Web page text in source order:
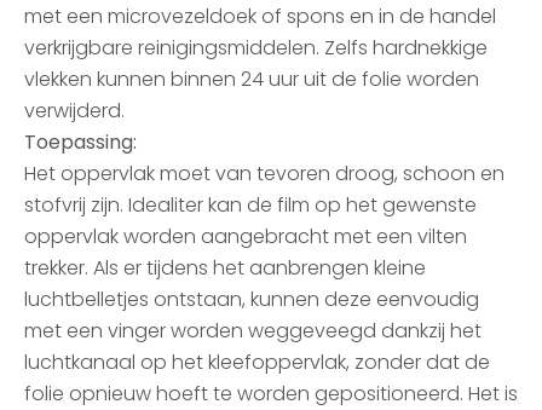
met een microvezeldoek of spons en in de handel
verkrijgbare reinigingsmiddelen. Zelfs hardnekkige
vlekken kunnen binnen 24 uur uit de folie worden
verwijderd.
Toepassing:
Het oppervlak moet van tevoren droog, schoon en
stofvrij zijn. Idealiter kan de film op het gewenste
oppervlak worden aangebracht met een vilten
trekker. Als er tijdens het aanbrengen kleine
luchtbelletjes ontstaan, kunnen deze eenvoudig
met een vinger worden weggeveegd dankzij het
luchtkanaal op het kleefoppervlak, zonder dat de
folie opnieuw hoeft te worden gepositioneerd. Het is